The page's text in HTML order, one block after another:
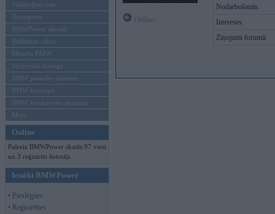
Vadāmības tests
Autosports
BMWPower aktuāli
Reklāmas raksti
Mēneša BMW
Sērijveida tūnings
BMW pasaules jaunumi
BMW koncepti
BMW konkurentu jaunumi
Moto
Online
Pašreiz BMWPower skatās 97 viesi
un 3 reģistrēti lietotāji.
Ienākt BMWPower
• Pieslēgties
• Reģistrēties
Nodarbošanās:
Intereses:
Ziņojumi forumā: